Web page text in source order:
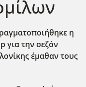
η
για την σεζόν
έμαθαν τους